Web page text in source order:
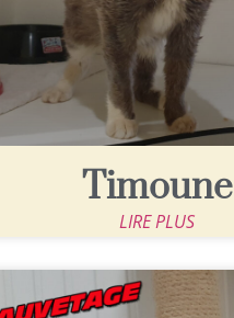
Timoune
LIRE PLUS